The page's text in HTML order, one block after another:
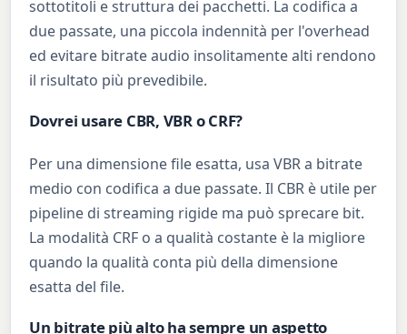
sottotitoli e struttura dei pacchetti. La codifica a
due passate, una piccola indennità per l'overhead
ed evitare bitrate audio insolitamente alti rendono
il risultato più prevedibile.
Dovrei usare CBR, VBR o CRF?
Per una dimensione file esatta, usa VBR a bitrate
medio con codifica a due passate. Il CBR è utile per
pipeline di streaming rigide ma può sprecare bit.
La modalità CRF o a qualità costante è la migliore
quando la qualità conta più della dimensione
esatta del file.
Un bitrate più alto ha sempre un aspetto